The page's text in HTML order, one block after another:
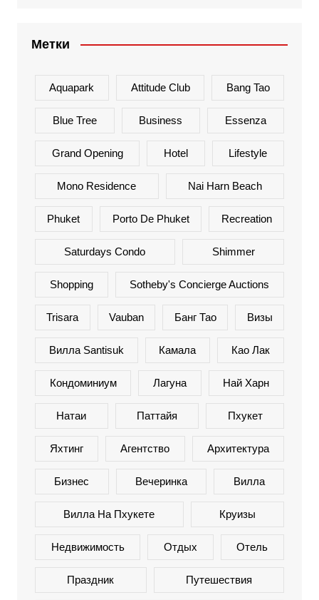
Метки
Aquapark Attitude Club Bang Tao
Blue Tree Business Essenza
Grand Opening Hotel Lifestyle
Mono Residence Nai Harn Beach
Phuket Porto De Phuket Recreation
Saturdays Condo Shimmer
Shopping Sotheby's Concierge Auctions
Trisara Vauban Банг Тао Визы
Вилла Santisuk Камала Као Лак
Кондоминиум Лагуна Най Харн
Натаи Паттайя Пхукет
Яхтинг Агентство Архитектура
Бизнес Вечеринка Вилла
Вилла На Пхукете Круизы
Недвижимость Отдых Отель
Праздник Путешествия